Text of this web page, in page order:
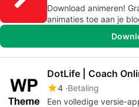
Download animeren!
animaties toe aan je
DotLife | Coach
4 Betaling
Een volledige versie-